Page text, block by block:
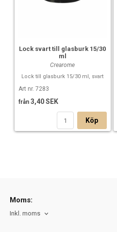
Lock svart till glasburk 15/30
ml
Crearome
Lock till glasburk 15/30 ml, svart
Art nr. 7283
från 3,40 SEK
Köp
Moms:
Inkl. moms